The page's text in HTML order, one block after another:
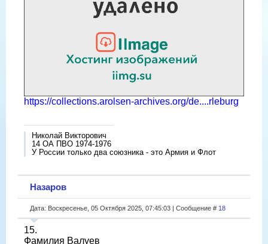
https://collections.arolsen-archives.org/de....rleburg
Николай Викторович
14 ОА ПВО 1974-1976
У России только два союзника - это Армия и Флот
Назаров
Дата: Воскресенье, 05 Октября 2025, 07:45:03 | Сообщение # 18
15.
Фамилия Валуев